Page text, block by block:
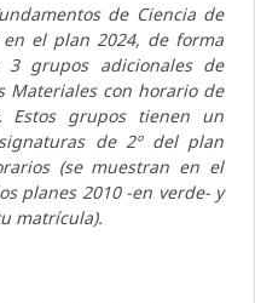
de Ciencia de
en el plan 2024, de forma
grupos adicionales de
Materiales con horario de
Estos grupos tienen un
de 2º del plan
(se muestran en el
planes 2010 -en verde- y
matrícula).